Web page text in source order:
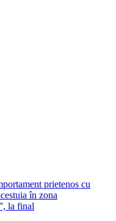
prietenos cu
în zona
la final